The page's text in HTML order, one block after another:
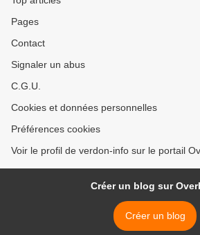
Pages
Contact
Signaler un abus
C.G.U.
Cookies et données personnelles
Préférences cookies
Voir le profil de verdon-info sur le portail
Créer un blog sur
Créer un blog